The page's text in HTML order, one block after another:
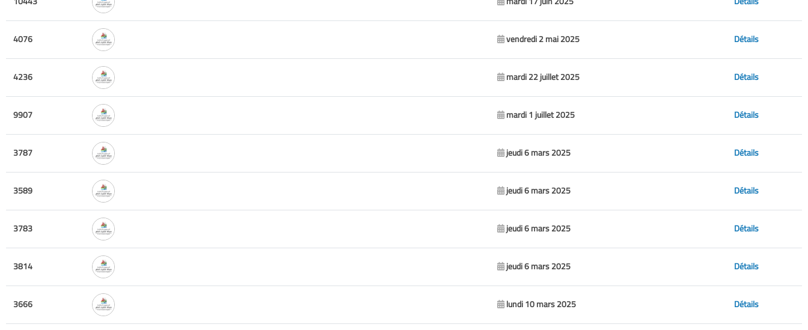
4076 vendredi 2 mai 2025 Détails
4236 mardi 22 juillet 2025 Détails
9907 mardi 1 juillet 2025 Détails
3787 jeudi 6 mars 2025 Détails
3589 jeudi 6 mars 2025 Détails
3783 jeudi 6 mars 2025 Détails
3814 jeudi 6 mars 2025 Détails
3666 lundi 10 mars 2025 Détails